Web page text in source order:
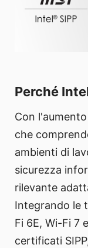
Perché
Con
che
ambienti di
sicurezza
rilevante
Integrando le
Fi 6E, Wi-Fi 7
certificati